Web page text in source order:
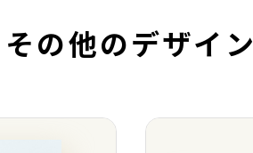
その他のデザイン